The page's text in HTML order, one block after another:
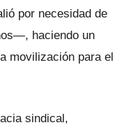
por necesidad de
haciendo un
movilización para el
sindical,